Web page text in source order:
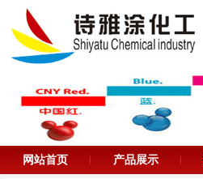
网站首页 产品展示